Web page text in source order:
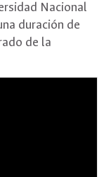
Nacional
duración de
de la